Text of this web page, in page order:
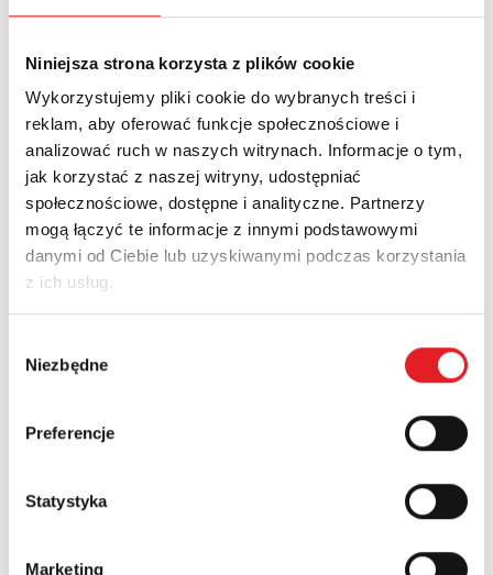
Niniejsza strona korzysta z plików cookie
Wykorzystujemy pliki cookie do wybranych treści i
reklam, aby oferować funkcje społecznościowe i
analizować ruch w naszych witrynach. Informacje o tym,
jak korzystać z naszej witryny, udostępniać
społecznościowe, dostępne i analityczne. Partnerzy
mogą łączyć te informacje z innymi podstawowymi
danymi od Ciebie lub uzyskiwanymi podczas korzystania
z ich usług.
zgody
Niezbędne
Preferencje
Statystyka
Marketing
Zapytaj o szczegóły oferty
Imię i nazwisko: *
Adres e-mail: *
Nazwa firmy:
Numer telefonu: